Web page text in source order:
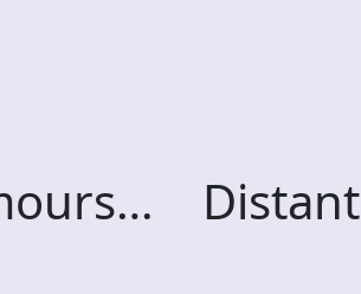
Distant